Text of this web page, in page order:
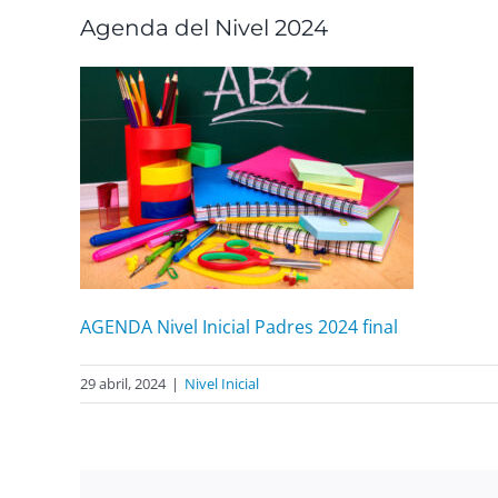
Agenda del Nivel 2024
AGENDA Nivel Inicial Padres 2024 final
29 abril, 2024 | Nivel Inicial